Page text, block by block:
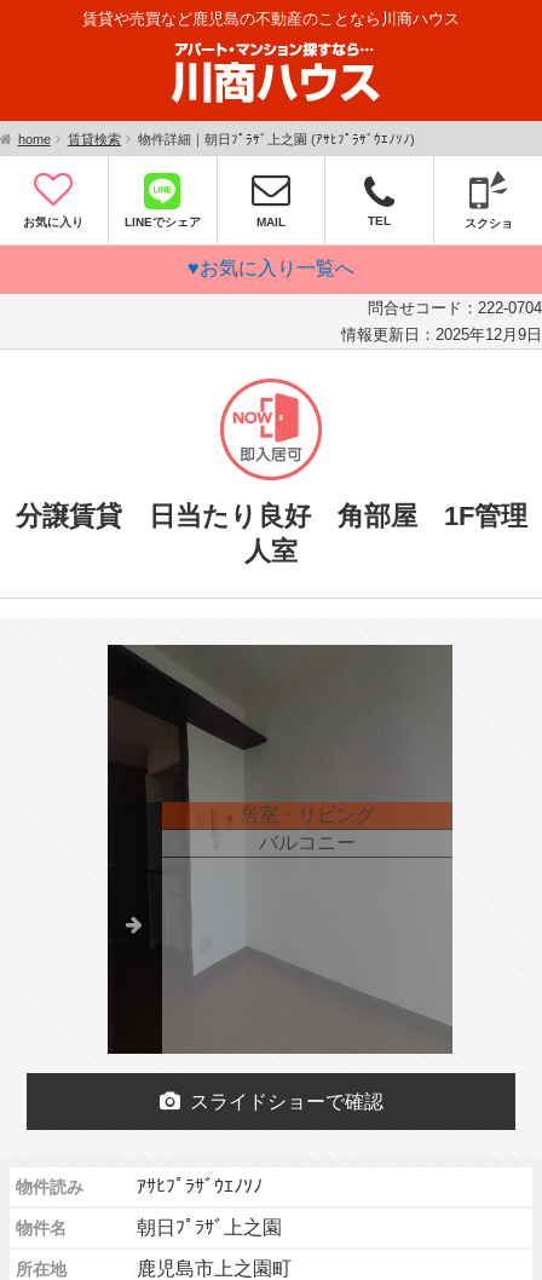
賃貸や売買など鹿児島の不動産のことなら川商ハウス
home 賃貸検索 物件詳細｜朝日ﾌﾟﾗｻﾞ上之園 (ｱｻﾋﾌﾟﾗｻﾞｳｴﾉｿﾉ)
お気に入り LINEでシェア MAIL TEL スクショ
♥お気に入り一覧へ
問合せコード： 222-0704
情報更新日： 2025年12月9日
分譲賃貸 日当たり良好 角部屋 1F管理
人室
居室・リビング
バルコニー
スライドショーで確認
物件読み ｱｻﾋﾌﾟﾗｻﾞｳｴﾉｿﾉ
物件名 朝日ﾌﾟﾗｻﾞ上之園
所在地 鹿児島市上之園町